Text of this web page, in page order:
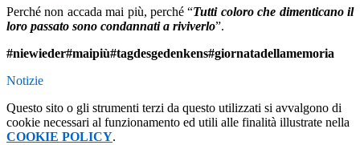
Perché non accada mai più, perché “Tutti coloro che dimenticano il
loro passato sono condannati a riviverlo”.
#niewieder#maipiù#tagdesgedenkens#giornatadellamemoria
Notizie
Questo sito o gli strumenti terzi da questo utilizzati si avvalgono di
cookie necessari al funzionamento ed utili alle finalità illustrate nella
COOKIE POLICY.